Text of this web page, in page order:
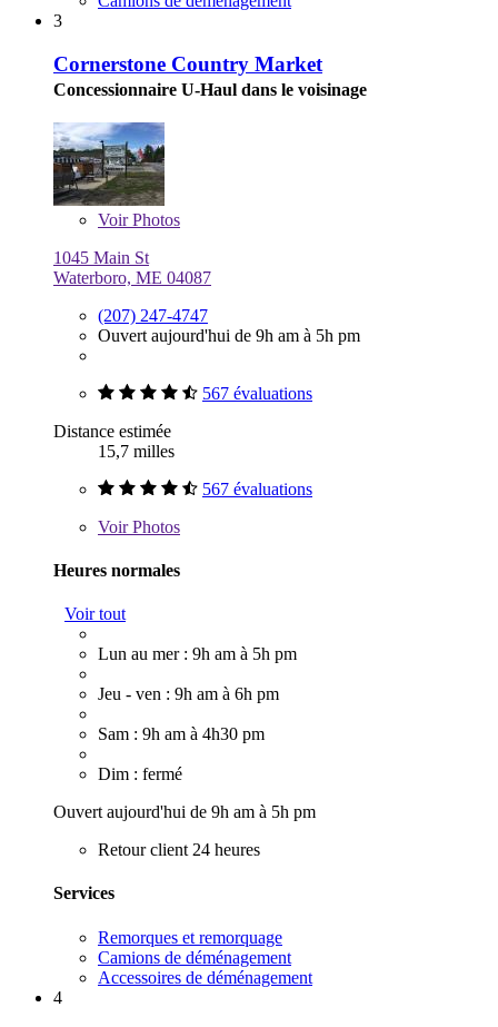
3
Cornerstone Country Market
Concessionnaire U-Haul dans le voisinage
VoirPhotos
1045 Main St
Waterboro, ME 04087
(207) 247-4747
Ouvert aujourd'hui de 9h am à 5h pm
567 évaluations
Distance estimée
15,7 milles
567 évaluations
VoirPhotos
Heures normales
Voir tout
Lun au mer : 9h am à 5h pm
Jeu - ven : 9h am à 6h pm
Sam : 9h am à 4h30 pm
Dim : fermé
Ouvert aujourd'hui de 9h am à 5h pm
Retour client 24 heures
Services
Remorques et remorquage
Camions de déménagement
Accessoires de déménagement
4